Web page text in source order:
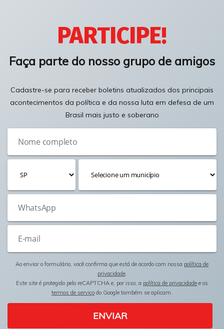
PARTICIPE!
Faça parte do nosso grupo de amigos
Cadastre-se para receber boletins atualizados dos principais
acontecimentos da política e da nossa luta em defesa de um
Brasil mais justo e soberano
Ao enviar o formulário, você confirma que está de acordo com nossa política de
privacidade.
Este site é protegido pelo reCAPTCHA e, por isso, a política de privacidade e os
termos de serviço do Google também se aplicam.
ENVIAR